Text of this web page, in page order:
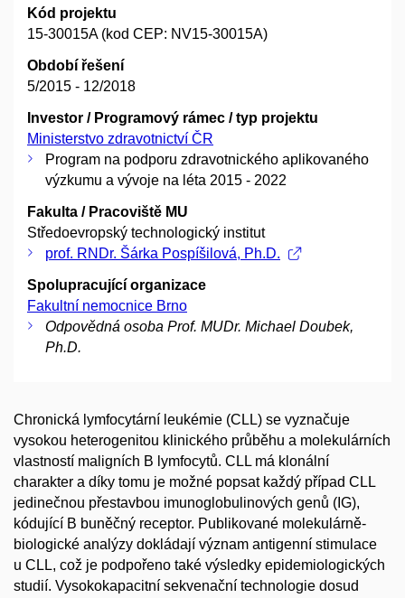
Kód projektu
15-30015A (kod CEP: NV15-30015A)
Období řešení
5/2015 - 12/2018
Investor / Programový rámec / typ projektu
Ministerstvo zdravotnictví ČR
Program na podporu zdravotnického aplikovaného
výzkumu a vývoje na léta 2015 - 2022
Fakulta / Pracoviště MU
Středoevropský technologický institut
prof. RNDr. Šárka Pospíšilová, Ph.D.
Spolupracující organizace
Fakultní nemocnice Brno
Odpovědná osoba Prof. MUDr. Michael Doubek,
Ph.D.
Chronická lymfocytární leukémie (CLL) se vyznačuje
vysokou heterogenitou klinického průběhu a molekulárních
vlastností maligních B lymfocytů. CLL má klonální
charakter a díky tomu je možné popsat každý případ CLL
jedinečnou přestavbou imunoglobulinových genů (IG),
kódující B buněčný receptor. Publikované molekulárně-
biologické analýzy dokládají význam antigenní stimulace
u CLL, což je podpořeno také výsledky epidemiologických
studií. Vysokokapacitní sekvenační technologie dosud